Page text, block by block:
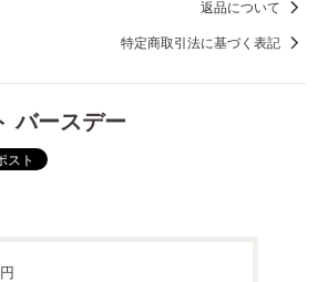
返品について
特定商取引法に基づく表記
バースデー